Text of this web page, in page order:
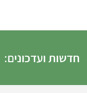
חדשות ועדכונים: